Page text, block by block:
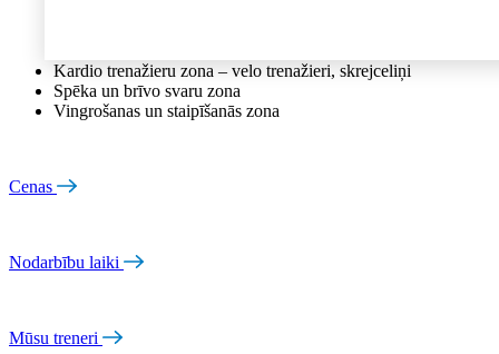
Kardio trenažieru zona – velo trenažieri, skrejceliņi
Spēka un brīvo svaru zona
Vingrošanas un staipīšanās zona
Cenas
Nodarbību laiki
Mūsu treneri